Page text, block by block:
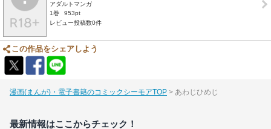
アダルトマンガ
1巻
953pt
レビュー投稿数0件
この作品をシェアしよう
漫画(まんが)・電子書籍のコミックシーモアTOP あわじひめじ
最新情報はここからチェック！